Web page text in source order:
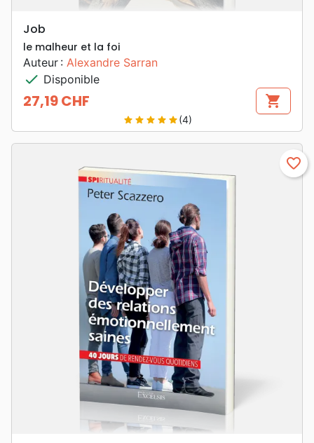
Job
le malheur et la foi
Auteur : Alexandre Sarran
check Disponible
Prix
27,19 CHF shopping_cart
star star star star star(4)
favorite_border